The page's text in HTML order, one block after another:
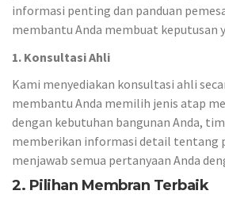
informasi penting dan panduan
membantu Anda membuat keputusan
1. Konsultasi Ahli
Kami menyediakan konsultasi ahli
membantu Anda memilih jenis atap
dengan kebutuhan bangunan Anda,
memberikan informasi detail tentang
menjawab semua pertanyaan Anda
2. Pilihan Membran Terbaik